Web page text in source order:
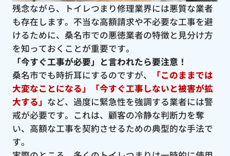
残念ながら、トイレつまり修理業界には悪質な業者
も存在します。不当な高額請求や不必要な工事を避
けるために、桑名市での悪徳業者の特徴と見分け方
を知っておくことが重要です。
「今すぐ工事が必要」と言われたら要注意！
桑名市でも時折耳にするのですが、
「このままでは
大変なことになる」「今すぐ工事しないと被害が拡
大する」 など、過度に緊急性を強調する業者には警
戒が必要です。これは、顧客の冷静な判断力を奪
い、高額な工事を契約させるための典型的な手法で
す。